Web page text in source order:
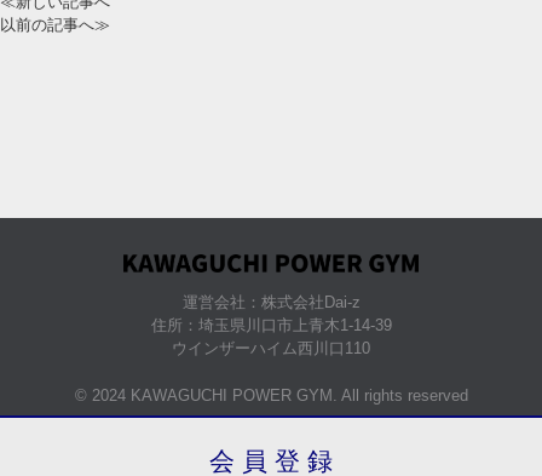
以前の記事へ≫
会 員 登 録
運営会社：株式会社Dai-z
住所：埼玉県川口市上青木1-14-39
ウインザーハイム西川口110
© 2024 KAWAGUCHI POWER GYM. All rights reserved